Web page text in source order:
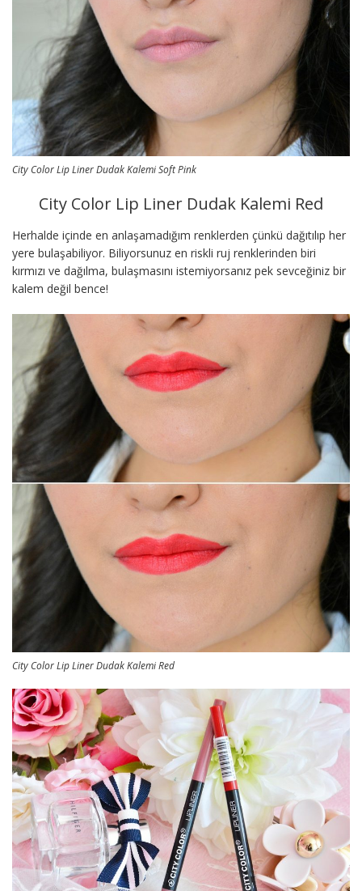
City Color Lip Liner Dudak Kalemi Soft Pink
City Color Lip Liner Dudak Kalemi Red
Herhalde içinde en anlaşamadığım renklerden çünkü dağıtılıp her
yere bulaşabiliyor. Biliyorsunuz en riskli ruj renklerinden biri
kırmızı ve dağılma, bulaşmasını istemiyorsanız pek sevceğiniz bir
kalem değil bence!
City Color Lip Liner Dudak Kalemi Red